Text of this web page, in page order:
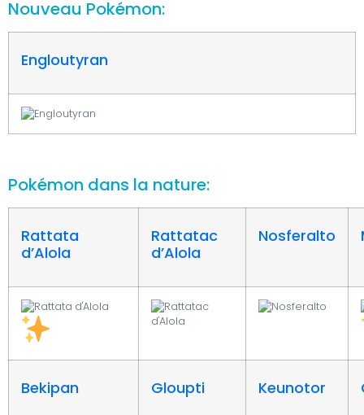
Nouveau Pokémon:
Engloutyran
Pokémon dans la nature:
Rattata
d’Alola
Rattatac
d’Alola
Nosferalto
Bekipan Gloupti Keunotor